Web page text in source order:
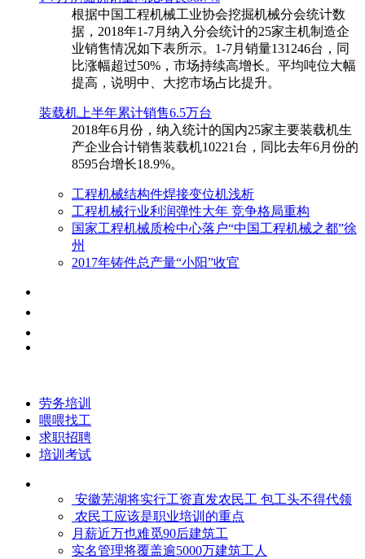
根据中国工程机械工业协会挖掘机械分会统计数
据，2018年1-7月纳入分会统计的25家主机制造企
业销售情况如下表所示。1-7月销量131246台，同
比涨幅超过50%，市场持续高增长。平均吨位大幅
提高，说明中、大挖市场占比提升。
装载机上半年累计销售6.5万台
​2018年6月份，纳入统计的国内25家主要装载机生
产企业合计销售装载机10221台，同比去年6月份的
8595台增长18.9%。
工程机械结构件焊接变位机浅析
工程机械行业利润弹性大年 竞争格局重构
国家工程机械质检中心落户“中国工程机械之都”徐
州
2017年铸件总产量“小阳”收官
劳务培训
喂喂找工
求职招聘
培训考试
安徽芜湖将实行工资直发农民工 包工头不得代领
农民工应该是职业培训的重点
月薪近万也难觅90后建筑工
实名管理将覆盖逾5000万建筑工人